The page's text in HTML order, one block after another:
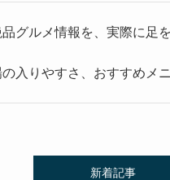
グルメ情報を、実際に足
入りやすさ、おすすめメ
新着記事